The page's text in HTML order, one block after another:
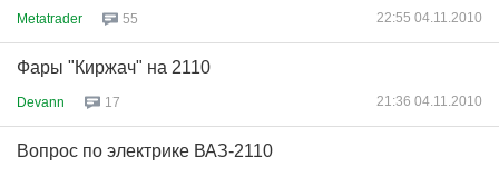
Metatrader 55 22:55 04.11.2010
Фары "Киржач" на 2110
Devann 17 21:36 04.11.2010
Вопрос по электрике ВАЗ-2110